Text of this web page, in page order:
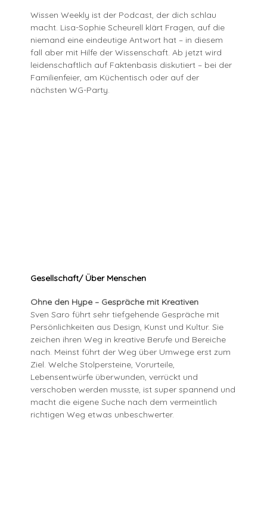
Wissen Weekly ist der Podcast, der dich schlau
macht. Lisa-Sophie Scheurell klärt Fragen, auf die
niemand eine eindeutige Antwort hat – in diesem
fall aber mit Hilfe der Wissenschaft. Ab jetzt wird
leidenschaftlich auf Faktenbasis diskutiert – bei der
Familienfeier, am Küchentisch oder auf der
nächsten WG-Party.
Gesellschaft/ Über Menschen
Ohne den Hype – Gespräche mit Kreativen
Sven Saro führt sehr tiefgehende Gespräche mit
Persönlichkeiten aus Design, Kunst und Kultur. Sie
zeichen ihren Weg in kreative Berufe und Bereiche
nach. Meinst führt der Weg über Umwege erst zum
Ziel. Welche Stolpersteine, Vorurteile,
Lebensentwürfe überwunden, verrückt und
verschoben werden musste, ist super spannend und
macht die eigene Suche nach dem vermeintlich
richtigen Weg etwas unbeschwerter.